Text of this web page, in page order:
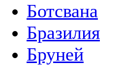
Ботсвана
Бразилия
Бруней